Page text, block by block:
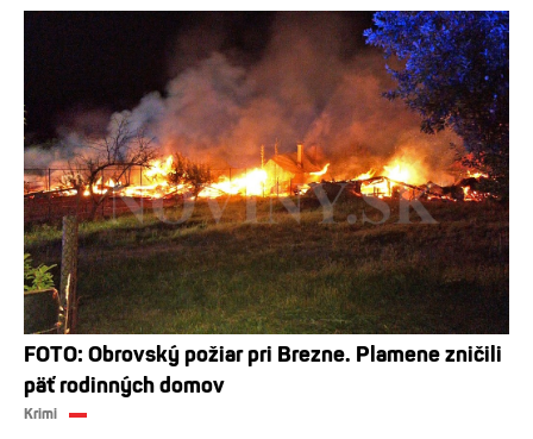
FOTO: Obrovský požiar pri Brezne. Plamene zničili
päť rodinných domov
Krimi